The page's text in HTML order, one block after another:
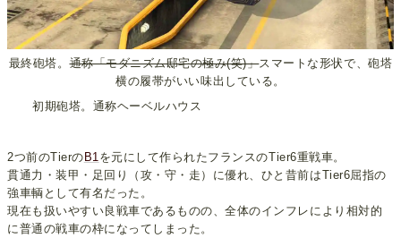
最終砲塔。通称「モダニズム邸宅の極み(笑)」スマートな形状で、砲塔
横の履帯がいい味出している。
初期砲塔。通称ヘーベルハウス
2つ前のTierの B1 を元にして作られたフランスのTier6重戦車。
貫通力・装甲・足回り（攻・守・走）に優れ、ひと昔前はTier6屈指の
強車輌として有名だった。
現在も扱いやすい良戦車であるものの、全体のインフレにより相対的
に普通の戦車の枠になってしまった。